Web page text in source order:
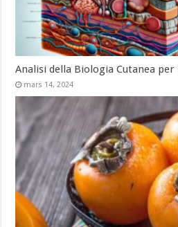
Analisi della Biologia Cutanea
mars 14, 2024